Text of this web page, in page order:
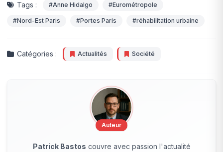
Tags : #Anne Hidalgo #Eurométropole
#Nord-Est Paris #Portes Paris #réhabilitation urbaine
Catégories : Actualités Société
Auteur
Patrick Bastos couvre avec passion l'actualité